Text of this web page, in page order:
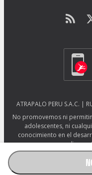
ATRAPALO PERU S.A.C. |
No promovemos ni
adolescentes, ni
conocimiento en el
Más información sobre